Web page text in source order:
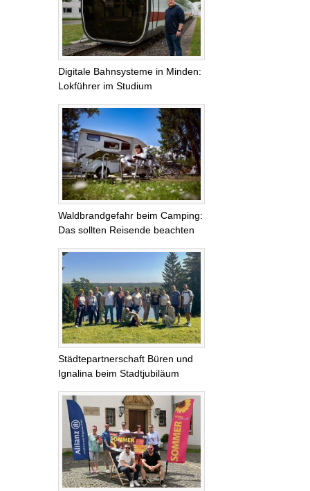
Digitale Bahnsysteme in Minden:
Lokführer im Studium
Waldbrandgefahr beim Camping:
Das sollten Reisende beachten
Städtepartnerschaft Büren und
Ignalina beim Stadtjubiläum